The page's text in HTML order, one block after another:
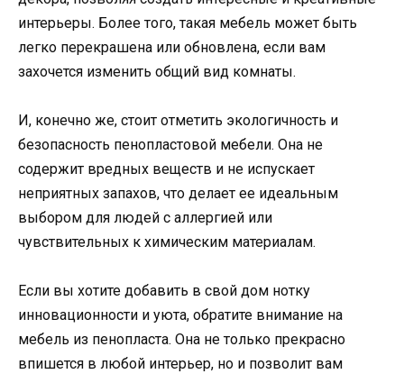
интерьеры. Более того, такая мебель может быть
легко перекрашена или обновлена, если вам
захочется изменить общий вид комнаты.
И, конечно же, стоит отметить экологичность и
безопасность пенопластовой мебели. Она не
содержит вредных веществ и не испускает
неприятных запахов, что делает ее идеальным
выбором для людей с аллергией или
чувствительных к химическим материалам.
Если вы хотите добавить в свой дом нотку
инновационности и уюта, обратите внимание на
мебель из пенопласта. Она не только прекрасно
впишется в любой интерьер, но и позволит вам